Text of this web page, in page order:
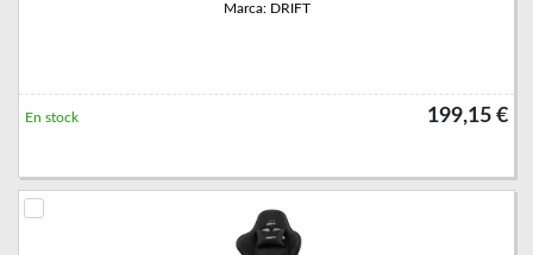
Marca: DRIFT
199,15 €
En stock